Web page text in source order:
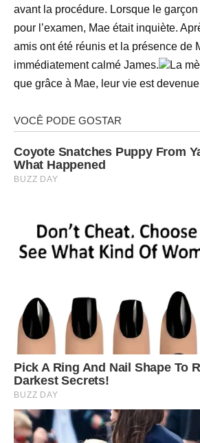
avant la procédure. Lorsque le
pour l’examen, Mae était inquiète.
amis ont été réunis et la présence de
immédiatement calmé James.
La
que grâce à Mae, leur vie est